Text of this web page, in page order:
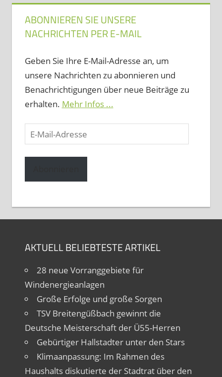
ABONNIEREN SIE UNSERE
NACHRICHTEN PER E-MAIL
Geben Sie Ihre E-Mail-Adresse an, um
unsere Nachrichten zu abonnieren und
Benachrichtigungen über neue Beiträge zu
erhalten. Mehr Infos ...
E-
Mail-
Adresse
AKTUELL BELIEBTESTE ARTIKEL
28 neue Vorranggebiete für
Windenergieanlagen
Große Erfolge und große Sorgen
TSV Breitengüßbach gewinnt die
Deutsche Meisterschaft der Ü55-Herren
Gebürtiger Hallstadter unter den Stars
Klimaanpassung: Im Rahmen des
Haushalts diskutierte der Stadtrat über den